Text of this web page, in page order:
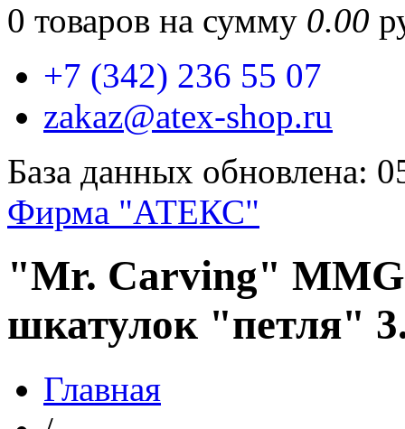
0 товаров на сумму 0.00
+7 (342) 236 55 07
zakaz@atex-shop.ru
База данных обновлена:
Фирма "АТЕКС"
"Mr. Carving"
шкатулок "петля"
Главная